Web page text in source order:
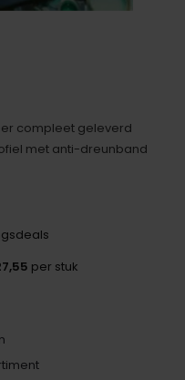
compleet geleverd
met anti-dreunband
per stuk